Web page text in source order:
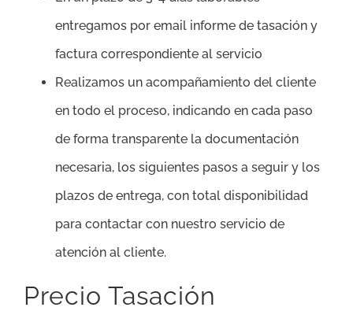
entregamos por email informe de tasación y
factura correspondiente al servicio
Realizamos un acompañamiento del cliente
en todo el proceso, indicando en cada paso
de forma transparente la documentación
necesaria, los siguientes pasos a seguir y los
plazos de entrega, con total disponibilidad
para contactar con nuestro servicio de
atención al cliente.
Precio Tasación